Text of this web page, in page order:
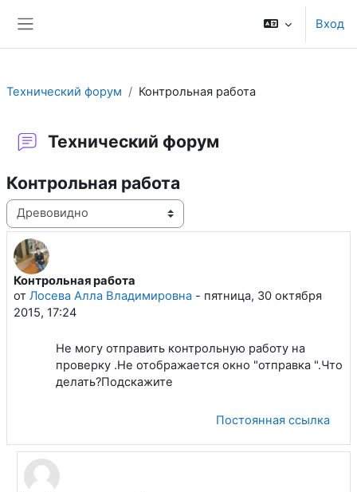
Вход
Технический форум Контрольная работа
Технический форум
Контрольная работа
Режим отображения
Контрольная работа
от Лосева Алла Владимировна - пятница, 30 октября
2015, 17:24
Количество ответов: 3
Не могу отправить контрольную работу на
проверку .Не отображается окно "отправка ".Что
делать?Подскажите
Постоянная ссылка